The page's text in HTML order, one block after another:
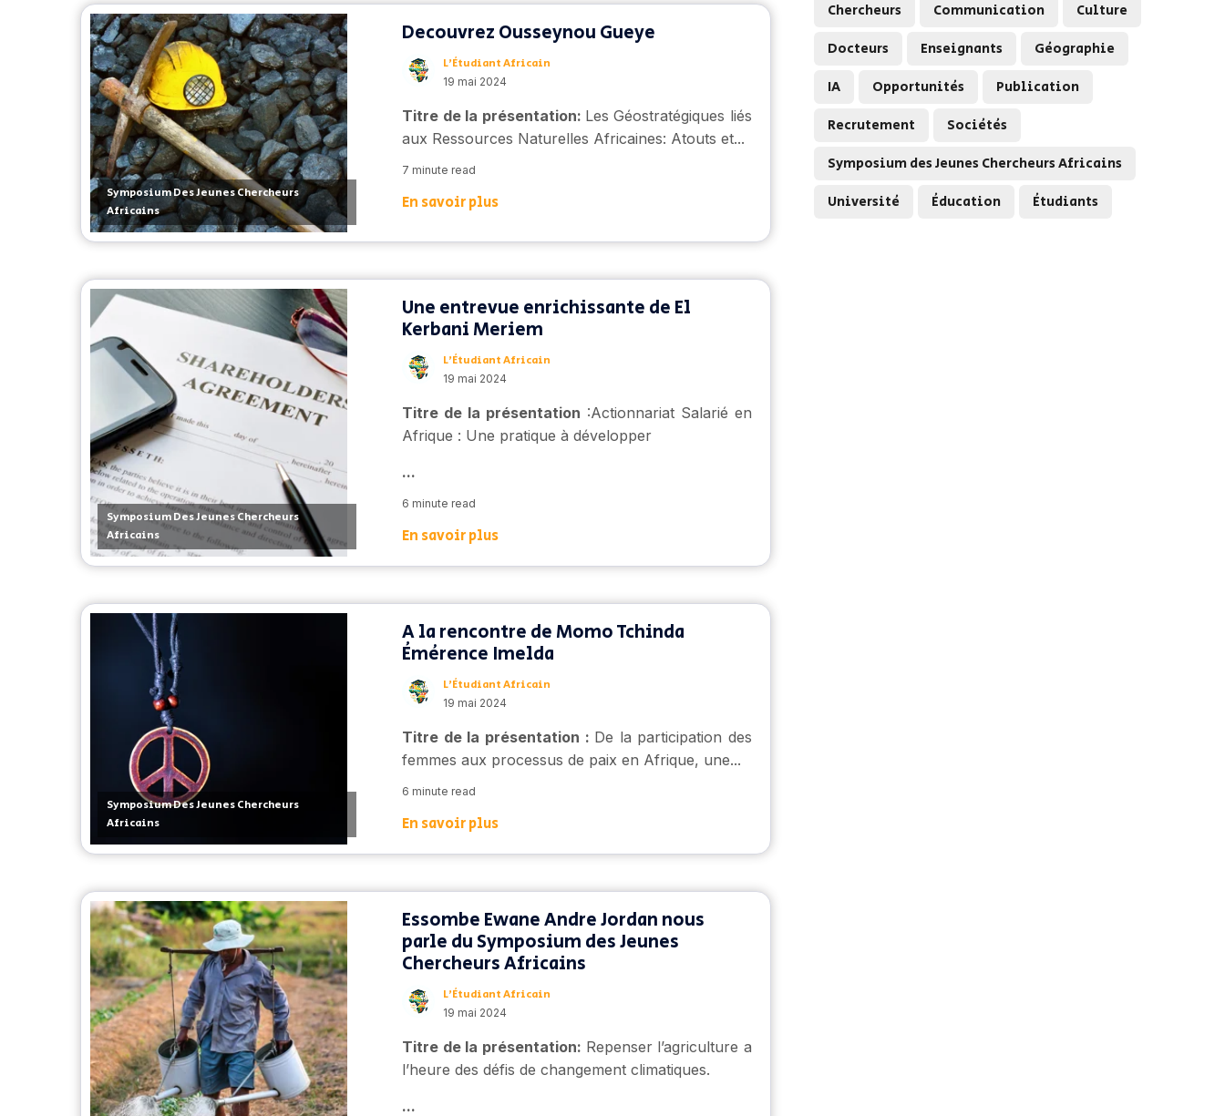
Symposium Des Jeunes Chercheurs
Africains
Decouvrez Ousseynou Gueye
L’Étudiant Africain
19 mai 2024
Titre de la présentation: Les Géostratégiques liés
aux Ressources Naturelles Africaines: Atouts et...
7 minute read
En savoir plus
Symposium Des Jeunes Chercheurs
Africains
Une entrevue enrichissante de El
Kerbani Meriem
L’Étudiant Africain
19 mai 2024
Titre de la présentation :Actionnariat Salarié en
Afrique : Une pratique à développer
...
6 minute read
En savoir plus
Symposium Des Jeunes Chercheurs
Africains
A la rencontre de Momo Tchinda
Émérence Imelda
L’Étudiant Africain
19 mai 2024
Titre de la présentation : De la participation des
femmes aux processus de paix en Afrique, une...
6 minute read
En savoir plus
Essombe Ewane Andre Jordan nous
parle du Symposium des Jeunes
Chercheurs Africains
L’Étudiant Africain
19 mai 2024
Titre de la présentation: Repenser l’agriculture a
l’heure des défis de changement climatiques.
...
Chercheurs
Communication
Culture
Docteurs
Enseignants
Géographie
IA
Opportunités
Publication
Recrutement
Sociétés
Symposium des Jeunes Chercheurs Africains
Université
Éducation Étudiants